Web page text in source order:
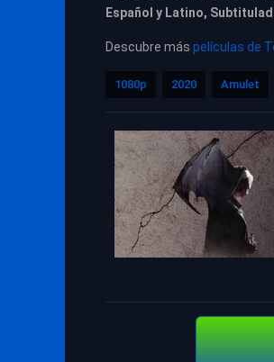
Español y Latino,
Descubre más películas de
1080p 2020 Amulet